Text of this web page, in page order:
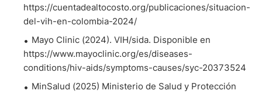
https://cuentadealtocosto.org/publicaciones/situacion-
del-vih-en-colombia-2024/
Mayo Clinic (2024). VIH/sida. Disponible en
https://www.mayoclinic.org/es/diseases-
conditions/hiv-aids/symptoms-causes/syc-20373524
MinSalud (2025) Ministerio de Salud y Protección